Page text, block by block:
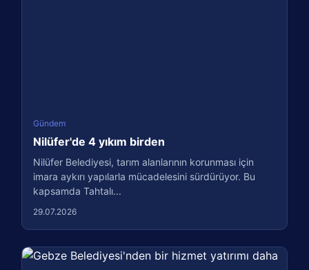
Gündem
Nilüfer'de 4 yıkım birden
Nilüfer Belediyesi, tarım alanlarının korunması için
imara aykırı yapılarla mücadelesini sürdürüyor. Bu
kapsamda Tahtalı...
29.07.2026